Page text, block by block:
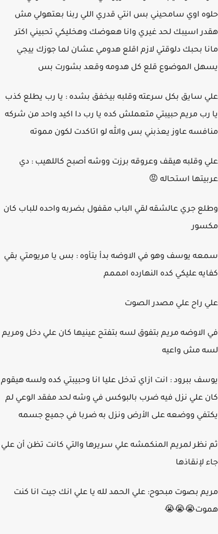
حلوه اوي سامحيني بس انتي قدري اللي ربنا بعتهولي مش
هقدر اسيبك لحد غيري وانا هعوضك وهخليكي تحبيني اكتر
مانا بحبك دلوقتي لازم اقلع هدومي عشان لما جوزك ييجي
يسهل الموضوع قلع كل هدومه وقعد بشورت بس
علي سايق بكل سرعته وقلبه بيخفق بشده : يا رب يطلع كذب
يا رب مريم حبيبتي متعملش كده يا رب دا اكيد واحد من شركه
منافسه عاوز يعذبني بس والله لو اتاكدت لكون مموته
علي وقلبه هيقف وعروقه برزت ووشه أصبح كاللهيب : دي
عربيتها استحاله 😡
وطلع جري عالشقه لقي الباب مقفول بضربه واحده للباب كان
مكسور
سمعه يوسف وهو في الاوضه بدأ يتأوه : بس يا مريومتي بقي
كفايه عليكي كده النهارده امممم
علي راح علي مصدر الصوت
في الاوضه مريم بتفوق لسه بتفتح عينيها كان علي دخل ومريم
لسه مش واعيه
يوسف ببرود : انت ازاي تدخل عليا انا وحبيبتي كده ولسه هيقوم
كان علي نزل فيه ضرب بالبوكس في وشه لحد مفقد الوعي لم
يكتفي ووضعه على الأرض ونزل به ضربا في جميع جسمه
ثم نظر لمريم المنكمشه علي سريرها والتي كانت تظن أن علي
جاء لإنقاذها
مريم بصوت مبحوح: علي الحمد لله يا علي انك جيت انا كنت
هموت😭😭😭